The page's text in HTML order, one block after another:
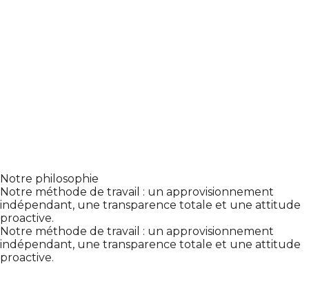
Notre philosophie
Notre méthode de travail : un approvisionnement
indépendant, une transparence totale et une attitude
proactive.
Notre méthode de travail : un approvisionnement
indépendant, une transparence totale et une attitude
proactive.